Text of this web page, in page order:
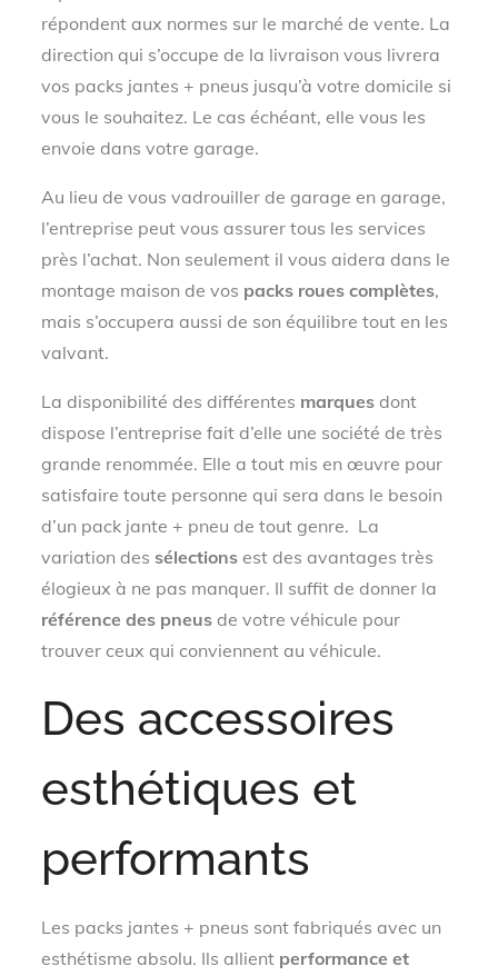
répondent aux normes sur le marché de vente. La
direction qui s’occupe de la livraison vous livrera
vos packs jantes + pneus jusqu’à votre domicile si
vous le souhaitez. Le cas échéant, elle vous les
envoie dans votre garage.
Au lieu de vous vadrouiller de garage en garage,
l’entreprise peut vous assurer tous les services
près l’achat. Non seulement il vous aidera dans le
montage maison de vos packs roues complètes,
mais s’occupera aussi de son équilibre tout en les
valvant.
La disponibilité des différentes marques dont
dispose l’entreprise fait d’elle une société de très
grande renommée. Elle a tout mis en œuvre pour
satisfaire toute personne qui sera dans le besoin
d’un pack jante + pneu de tout genre. La
variation dessélections est des avantages très
élogieux à ne pas manquer. Il suffit de donner la
référence des pneus de votre véhicule pour
trouver ceux qui conviennent au véhicule.
Des accessoires
esthétiques et
performants
Les packs jantes + pneus sont fabriqués avec un
esthétisme absolu. Ils allient performance et